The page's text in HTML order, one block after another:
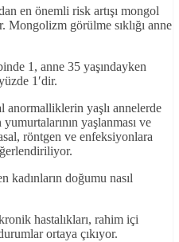
en önemli risk artışı mongol
Mongolizm görülme sıklığı anne
1, anne 35 yaşındayken
1′dir.
yaşlı annelerde
yaşlanması ve
röntgen ve enfeksiyonlara
kadınların doğumu nasıl
hastalıkları, rahim içi
ortaya çıkıyor.